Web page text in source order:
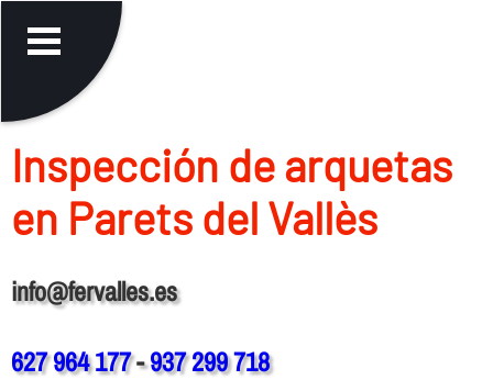
Inspección de arquetas
en Parets del Vallès
info@fervalles.es
627 964 177-937 299 718